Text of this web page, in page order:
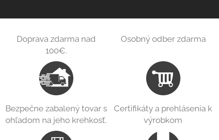
Doprava zdarma nad
100€.
Osobný odber zdarma
Bezpečne zabalený tovar s
ohľadom na jeho krehkosť.
Certifikáty a prehlásenia k
výrobkom